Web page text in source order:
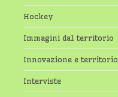
Hockey
Immagini dal territorio
Innovazione e territorio
Interviste